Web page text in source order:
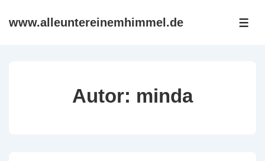
Zumwww.alleuntereinemhimmel.de
Autor: minda